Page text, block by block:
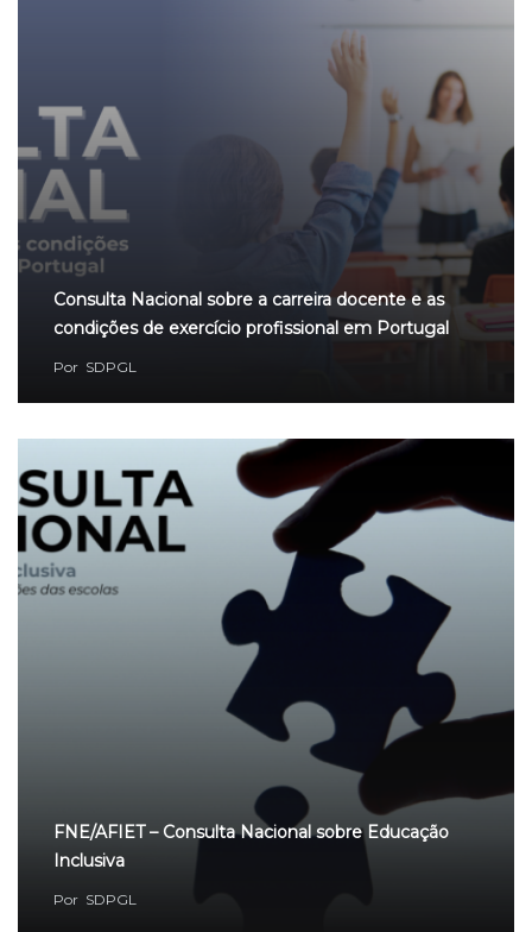
Consulta Nacional sobre a carreira docente e as
condições de exercício profissional em Portugal
Por SDPGL
FNE/AFIET – Consulta Nacional sobre Educação
Inclusiva
Por SDPGL